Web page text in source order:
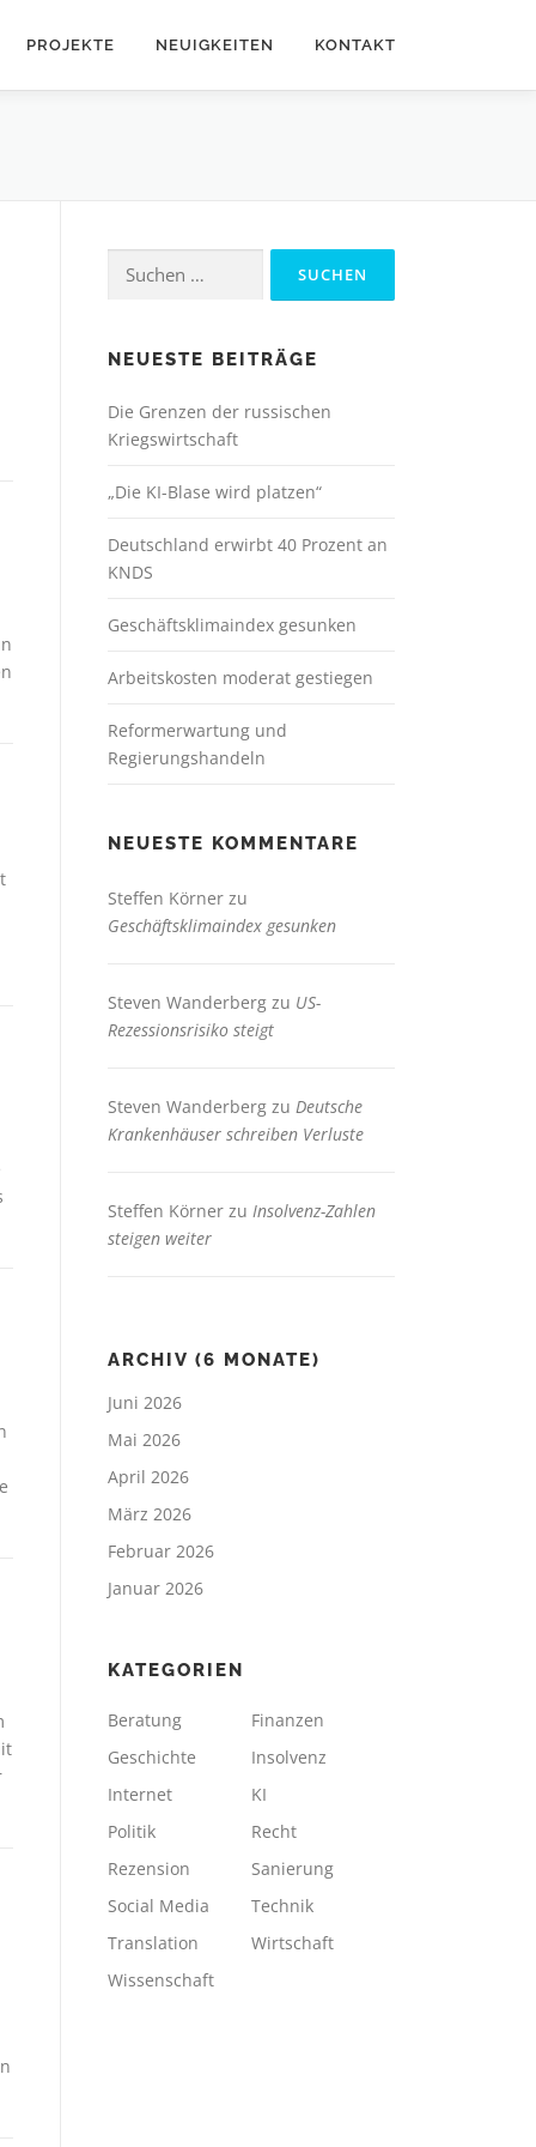
PROJEKTE NEUIGKEITEN KONTAKT
Suchen
nach:
NEUESTE BEITRÄGE
Die Grenzen der russischen
Kriegswirtschaft
„Die KI-Blase wird platzen“
Deutschland erwirbt 40 Prozent an
KNDS
Geschäftsklimaindex gesunken
Arbeitskosten moderat gestiegen
Reformerwartung und
Regierungshandeln
NEUESTE KOMMENTARE
Steffen Körner zu
Geschäftsklimaindex gesunken
Steven Wanderberg zu US-
Rezessionsrisiko steigt
Steven Wanderberg zu Deutsche
Krankenhäuser schreiben Verluste
Steffen Körner zu Insolvenz-Zahlen
steigen weiter
ARCHIV (6 MONATE)
Juni 2026
Mai 2026
April 2026
März 2026
Februar 2026
Januar 2026
KATEGORIEN
Beratung
Finanzen
Geschichte
Insolvenz
Internet
KI
Politik
Recht
Rezension
Sanierung
Social Media
Technik
Translation
Wirtschaft
Wissenschaft